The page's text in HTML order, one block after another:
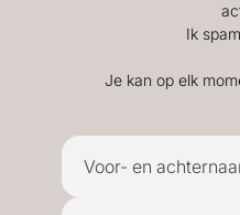
Ik
Je kan op elk